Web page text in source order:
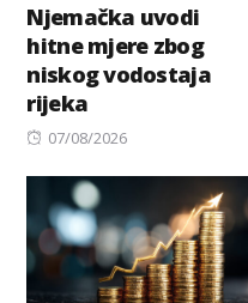
Njemačka uvodi
hitne mjere zbog
niskog vodostaja
rijeka
Posted
07/08/2026